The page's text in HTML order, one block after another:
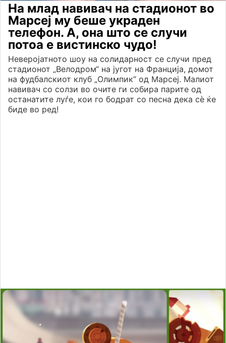
На млад навивач на стадионот во
Марсеј му беше украден
телефон. А, она што се случи
потоа е вистинско чудо!
Неверојатното шоу на солидарност се случи пред
стадионот „Велодром“ на југот на Франција, домот
на фудбалскиот клуб „Олимпик“ од Марсеј. Малиот
навивач со солзи во очите ги собира парите од
останатите луѓе, кои го бодрат со песна дека сѐ ќе
биде во ред!